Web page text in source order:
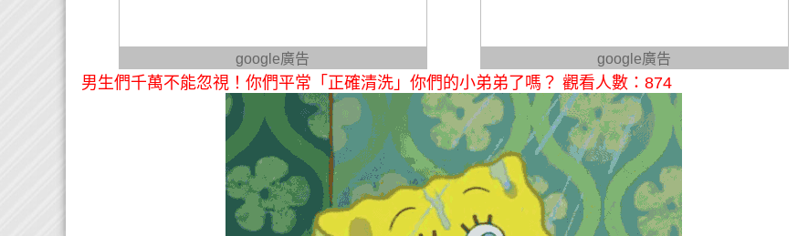
google廣告 google廣告
男生們千萬不能忽視！你們平常「正確清洗」你們的小弟弟了嗎？ 觀看人數：874